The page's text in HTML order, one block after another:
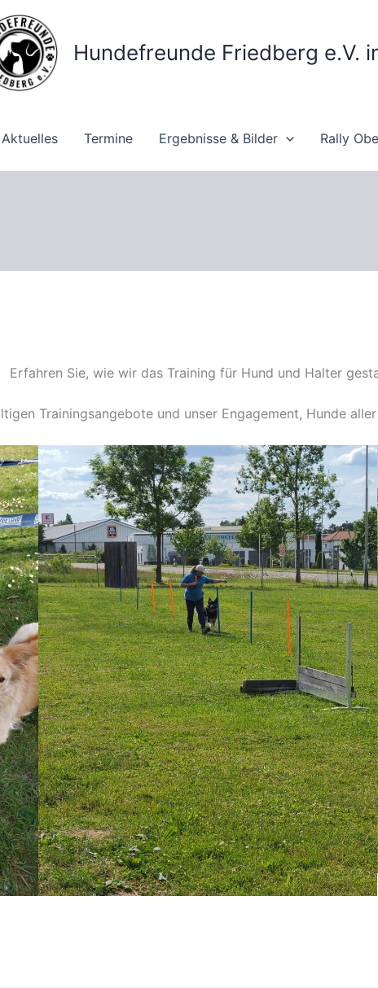
Hundefreunde Friedberg e.V.
Aktuelles Termine Ergebnisse & Bilder Rally
Erfahren Sie, wie wir das Training für Hund und Halter
Trainingsangebote und unser Engagement, Hunde